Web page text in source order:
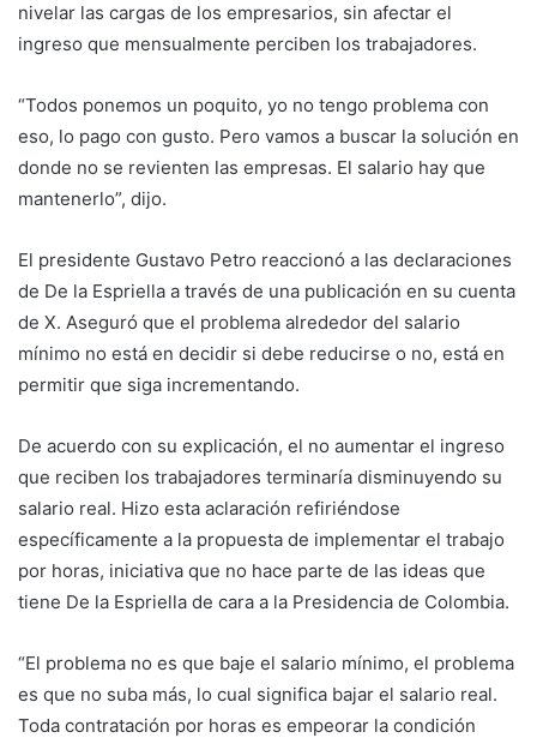
nivelar las cargas de los empresarios, sin afectar el
ingreso que mensualmente perciben los trabajadores.
“Todos ponemos un poquito, yo no tengo problema con
eso, lo pago con gusto. Pero vamos a buscar la solución en
donde no se revienten las empresas. El salario hay que
mantenerlo”, dijo.
El presidente Gustavo Petro reaccionó a las declaraciones
de De la Espriella a través de una publicación en su cuenta
de X. Aseguró que el problema alrededor del salario
mínimo no está en decidir si debe reducirse o no, está en
permitir que siga incrementando.
De acuerdo con su explicación, el no aumentar el ingreso
que reciben los trabajadores terminaría disminuyendo su
salario real. Hizo esta aclaración refiriéndose
específicamente a la propuesta de implementar el trabajo
por horas, iniciativa que no hace parte de las ideas que
tiene De la Espriella de cara a la Presidencia de Colombia.
“El problema no es que baje el salario mínimo, el problema
es que no suba más, lo cual significa bajar el salario real.
Toda contratación por horas es empeorar la condición